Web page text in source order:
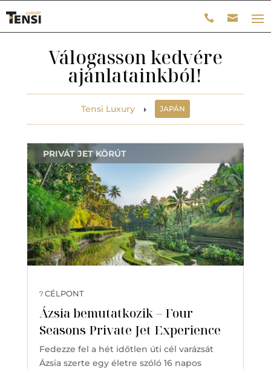
Válogasson kedvére
ajánlatainkból!
Tensi Luxury E JAPÁN
Ázsia bemutatkozik – Four
Seasons Private Jet Experience
7CÉLPONT
PRIVÁT JET KÖRÚT
Fedezze fel a hét időtlen úti cél varázsát
Ázsia szerte egy életre szóló 16 napos